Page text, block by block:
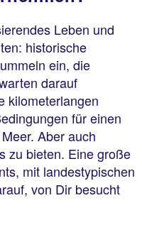
Leben und
historische
ein, die
darauf
kilometerlangen
für einen
Aber auch
zu bieten. Eine große
mit landestypischen
von Dir besucht